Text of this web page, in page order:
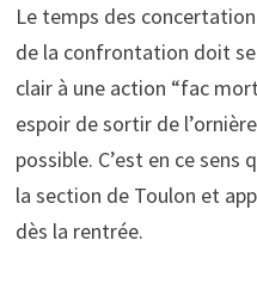
Le temps des
de la confrontation doit
clair à une action “fac
espoir de sortir de
possible. C’est en ce
la section de Toulon et
dès la rentrée.